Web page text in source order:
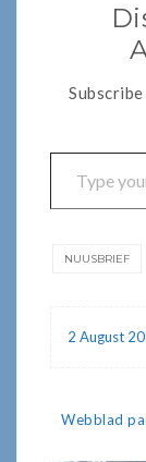
Type your email…
NUUSBRIEF
2 August
Post
Webblad